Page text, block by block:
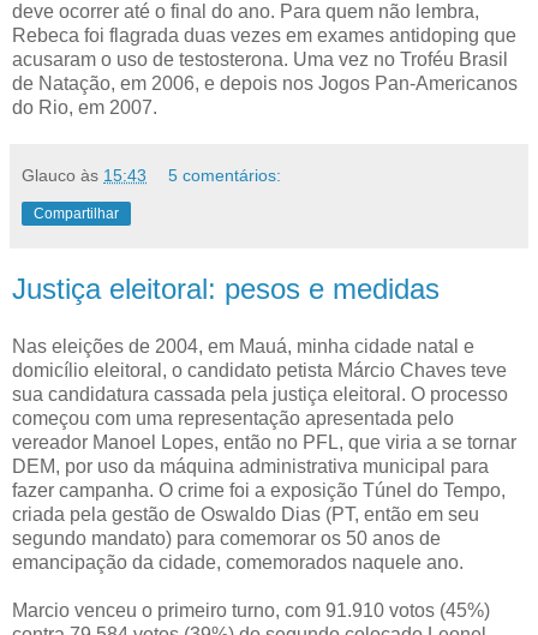
deve ocorrer até o final do ano. Para quem não lembra,
Rebeca foi flagrada duas vezes em exames antidoping que
acusaram o uso de testosterona. Uma vez no Troféu Brasil
de Natação, em 2006, e depois nos Jogos Pan-Americanos
do Rio, em 2007.
Glauco às 15:43 5 comentários:
Compartilhar
Justiça eleitoral: pesos e medidas
Nas eleições de 2004, em Mauá, minha cidade natal e
domicílio eleitoral, o candidato petista Márcio Chaves teve
sua candidatura cassada pela justiça eleitoral. O processo
começou com uma representação apresentada pelo
vereador Manoel Lopes, então no PFL, que viria a se tornar
DEM, por uso da máquina administrativa municipal para
fazer campanha. O crime foi a exposição Túnel do Tempo,
criada pela gestão de Oswaldo Dias (PT, então em seu
segundo mandato) para comemorar os 50 anos de
emancipação da cidade, comemorados naquele ano.
Marcio venceu o primeiro turno, com 91.910 votos (45%)